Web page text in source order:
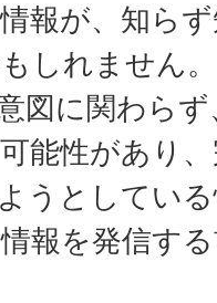
報が、知ら
しれません
図に関わら
能性があり
うとしてい
報を発信す